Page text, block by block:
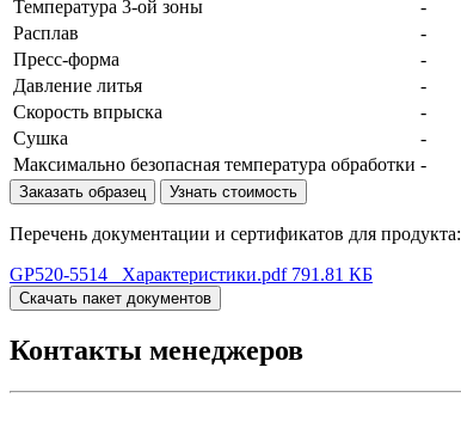
Температура 3-ой зоны
-
Расплав
-
Пресс-форма
-
Давление литья
-
Скорость впрыска
-
Сушка
-
Максимально безопасная температура обработки -
Заказать образец Узнать стоимость
Перечень документации и сертификатов для продукта:
GP520-5514 _Характеристики.pdf 791.81 КБ
Скачать пакет документов
Контакты менеджеров